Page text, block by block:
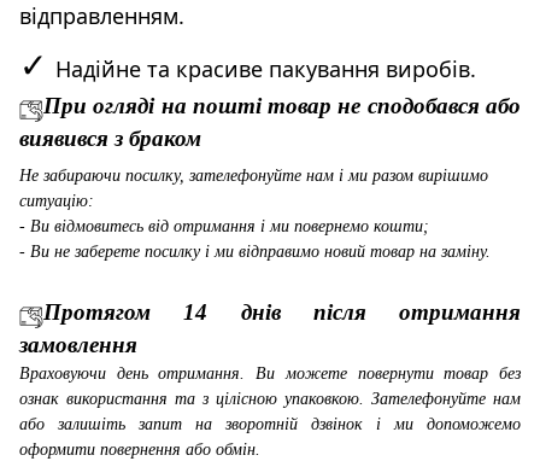
відправленням.
✓ Надійне та красиве пакування виробів.
При огляді на пошті товар не сподобався або
виявився з браком
Не забираючи посилку, зателефонуйте нам і ми разом вирішимо
ситуацію:
- Ви відмовитесь від отримання і ми повернемо кошти;
- Ви не заберете посилку і ми відправимо новий товар на заміну.
Протягом 14 днів після отримання
замовлення
Враховуючи день отримання. Ви можете повернути товар без
ознак використання та з цілісною упаковкою. Зателефонуйте нам
або залишіть запит на зворотній дзвінок і ми допоможемо
оформити повернення або обмін.